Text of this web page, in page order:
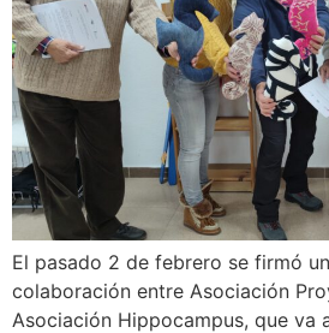
El pasado 2 de febrero se firmó
colaboración entre Asociación
Asociación Hippocampus, que va